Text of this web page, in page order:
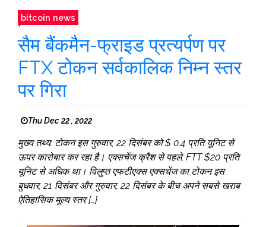
bitcoin news
सैम बैंकमैन-फ्राइड प्रत्यर्पण पर
FTX टोकन सर्वकालिक निम्न स्तर
पर गिरा
Thu Dec 22 , 2022
मुख्य तथ्य: टोकन इस गुरुवार, 22 दिसंबर को $ 0.4 प्रति यूनिट से
ऊपर कारोबार कर रहा है। एक्सचेंज क्रैश से पहले, FTT $20 प्रति
यूनिट से अधिक था। विलुप्त एफटीएक्स एक्सचेंज का टोकन इस
बुधवार, 21 दिसंबर और गुरुवार, 22 दिसंबर के बीच अपने सबसे खराब
ऐतिहासिक मूल्य स्तर […]